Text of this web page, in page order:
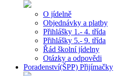
O jídelně
Objednávky a platby
Přihlášky 1.- 4. třída
Přihlášky 5.- 9. třída
Řád školní jídelny
Otázky a odpovědi
Poradenství(ŠPP) Přijímačky